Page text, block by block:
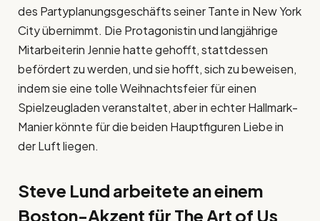
des Partyplanungsgeschäfts seiner Tante in New York
City übernimmt. Die Protagonistin und langjährige
Mitarbeiterin Jennie hatte gehofft, stattdessen
befördert zu werden, und sie hofft, sich zu beweisen,
indem sie eine tolle Weihnachtsfeier für einen
Spielzeugladen veranstaltet, aber in echter Hallmark-
Manier könnte für die beiden Hauptfiguren Liebe in
der Luft liegen.
Steve Lund arbeitete an einem
Boston-Akzent für The Art of Us